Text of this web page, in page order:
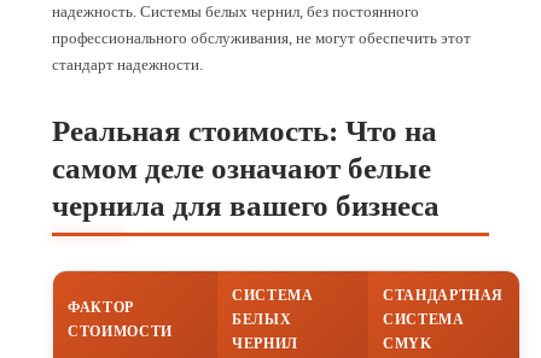
надежность. Системы белых чернил, без постоянного
профессионального обслуживания, не могут обеспечить этот
стандарт надежности.
Реальная стоимость: Что на
самом деле означают белые
чернила для вашего бизнеса
ФАКТОР
СТОИМОСТИ
СИСТЕМА
БЕЛЫХ
ЧЕРНИЛ
СТАНДАРТНАЯ
СИСТЕМА
CMYK